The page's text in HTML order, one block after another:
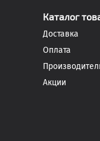
Каталог
Доставка
Оплата
Акции